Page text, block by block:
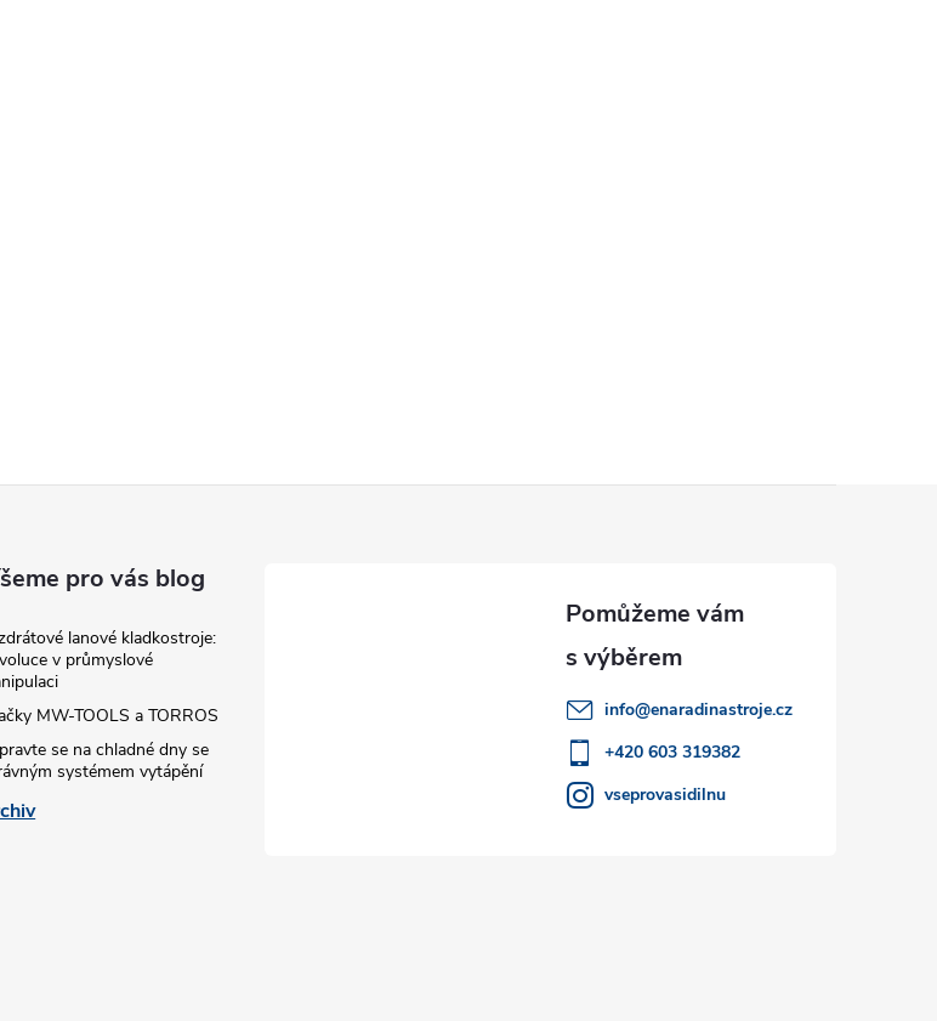
pro vás blog
lanové kladkostroje:
v průmyslové
MW-TOOLS a TORROS
se na chladné dny se
systémem vytápění
info@enaradinastroje.cz
+420 603 319382
vseprovasidilnu